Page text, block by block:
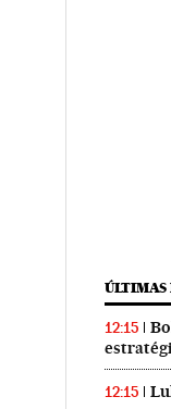
ÚLTIMAS
12:15
12:15